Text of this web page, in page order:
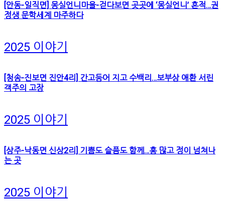
[안동-일직면] 몽실언니마을-걷다보면 곳곳에 ‘몽실언니’ 흔적…권
정생 문학세계 마주하다
2025 이야기
[청송-진보면 진안4리] 간고등어 지고 수백리…보부상 애환 서린
객주의 고장
2025 이야기
[상주-낙동면 신상2리] 기쁨도 슬픔도 함께…흥 많고 정이 넘쳐나
는 곳
2025 이야기